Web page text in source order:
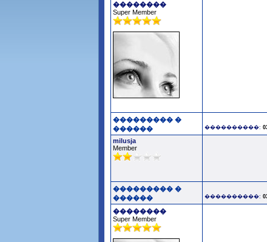
��������
Super Member
��������� �
������
����������:
milusja
Member
��������� �
������
����������:
��������
Super Member